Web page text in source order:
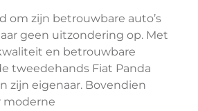
om zijn betrouwbare auto’s
geen uitzondering op. Met
en betrouwbare
tweedehands Fiat Panda
zijn eigenaar. Bovendien
moderne